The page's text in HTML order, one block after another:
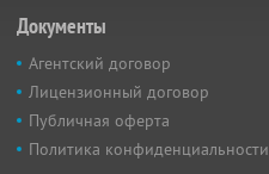
Документы
Агентский договор
Лицензионный договор
Публичная оферта
Политика конфиденциальности